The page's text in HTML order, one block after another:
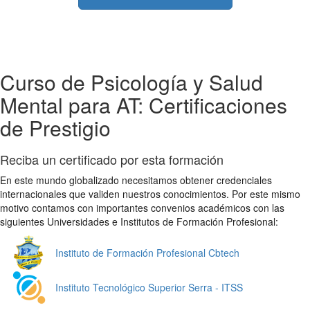
Curso de Psicología y Salud
Mental para AT: Certificaciones
de Prestigio
Reciba un certificado por esta formación
En este mundo globalizado necesitamos obtener credenciales
internacionales que validen nuestros conocimientos. Por este mismo
motivo contamos con importantes convenios académicos con las
siguientes Universidades e Institutos de Formación Profesional:
Instituto de Formación Profesional Cbtech
Instituto Tecnológico Superior Serra - ITSS